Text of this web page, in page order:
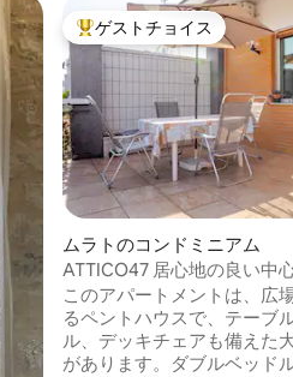
大好評のゲストチョイスで
ゲストチョイス
ムラトのコンドミニアム
ATTICO47 居心地の良い中
るペントハウス
このアパートメントは、広
るペントハウスで、テーブ
ル、デッキチェアも備えた
があります。ダブルベッド